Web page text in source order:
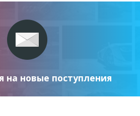
на новые поступления